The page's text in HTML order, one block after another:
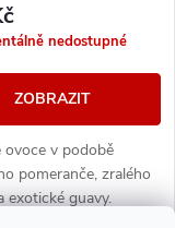
nedostupné
ZOBRAZIT
ovoce v podobě
pomeranče, zralého
exotické guavy.